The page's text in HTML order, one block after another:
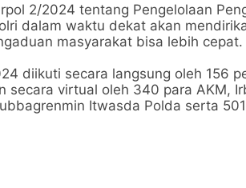
2/2024 tentang Pengelolaan
dalam waktu dekat akan
masyarakat bisa lebih cepat.
diikuti secara langsung oleh 156
secara virtual oleh 340 para AKM,
Itwasda Polda serta